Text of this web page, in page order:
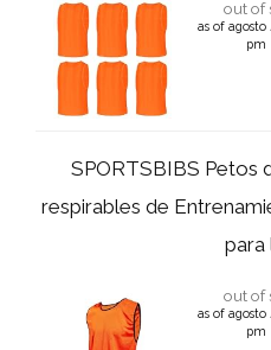
out of
as of agosto
pm
SPORTSBIBS Petos
respirables de
para
out of
as of agosto
pm